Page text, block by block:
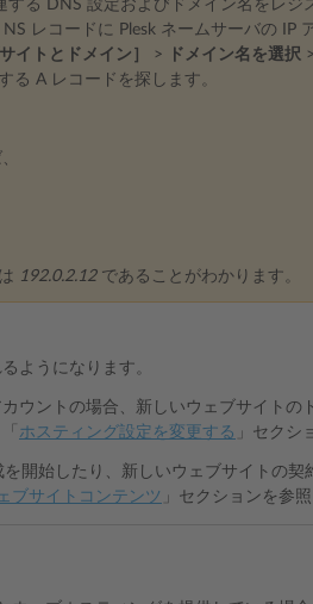
る DNS 設定およびドメイン名をレジ
レコードに Plesk ネームサーバの IP
イトとドメイン］ > ドメイン名を選択
る A レコードを探します。
192.0.2.12であることがわかります。
ようになります。
ウントの場合、新しいウェブサイトの
ホスティング設定を変更する 」セクシ
開始したり、新しいウェブサイトの
ブサイトコンテンツ 」セクションを参